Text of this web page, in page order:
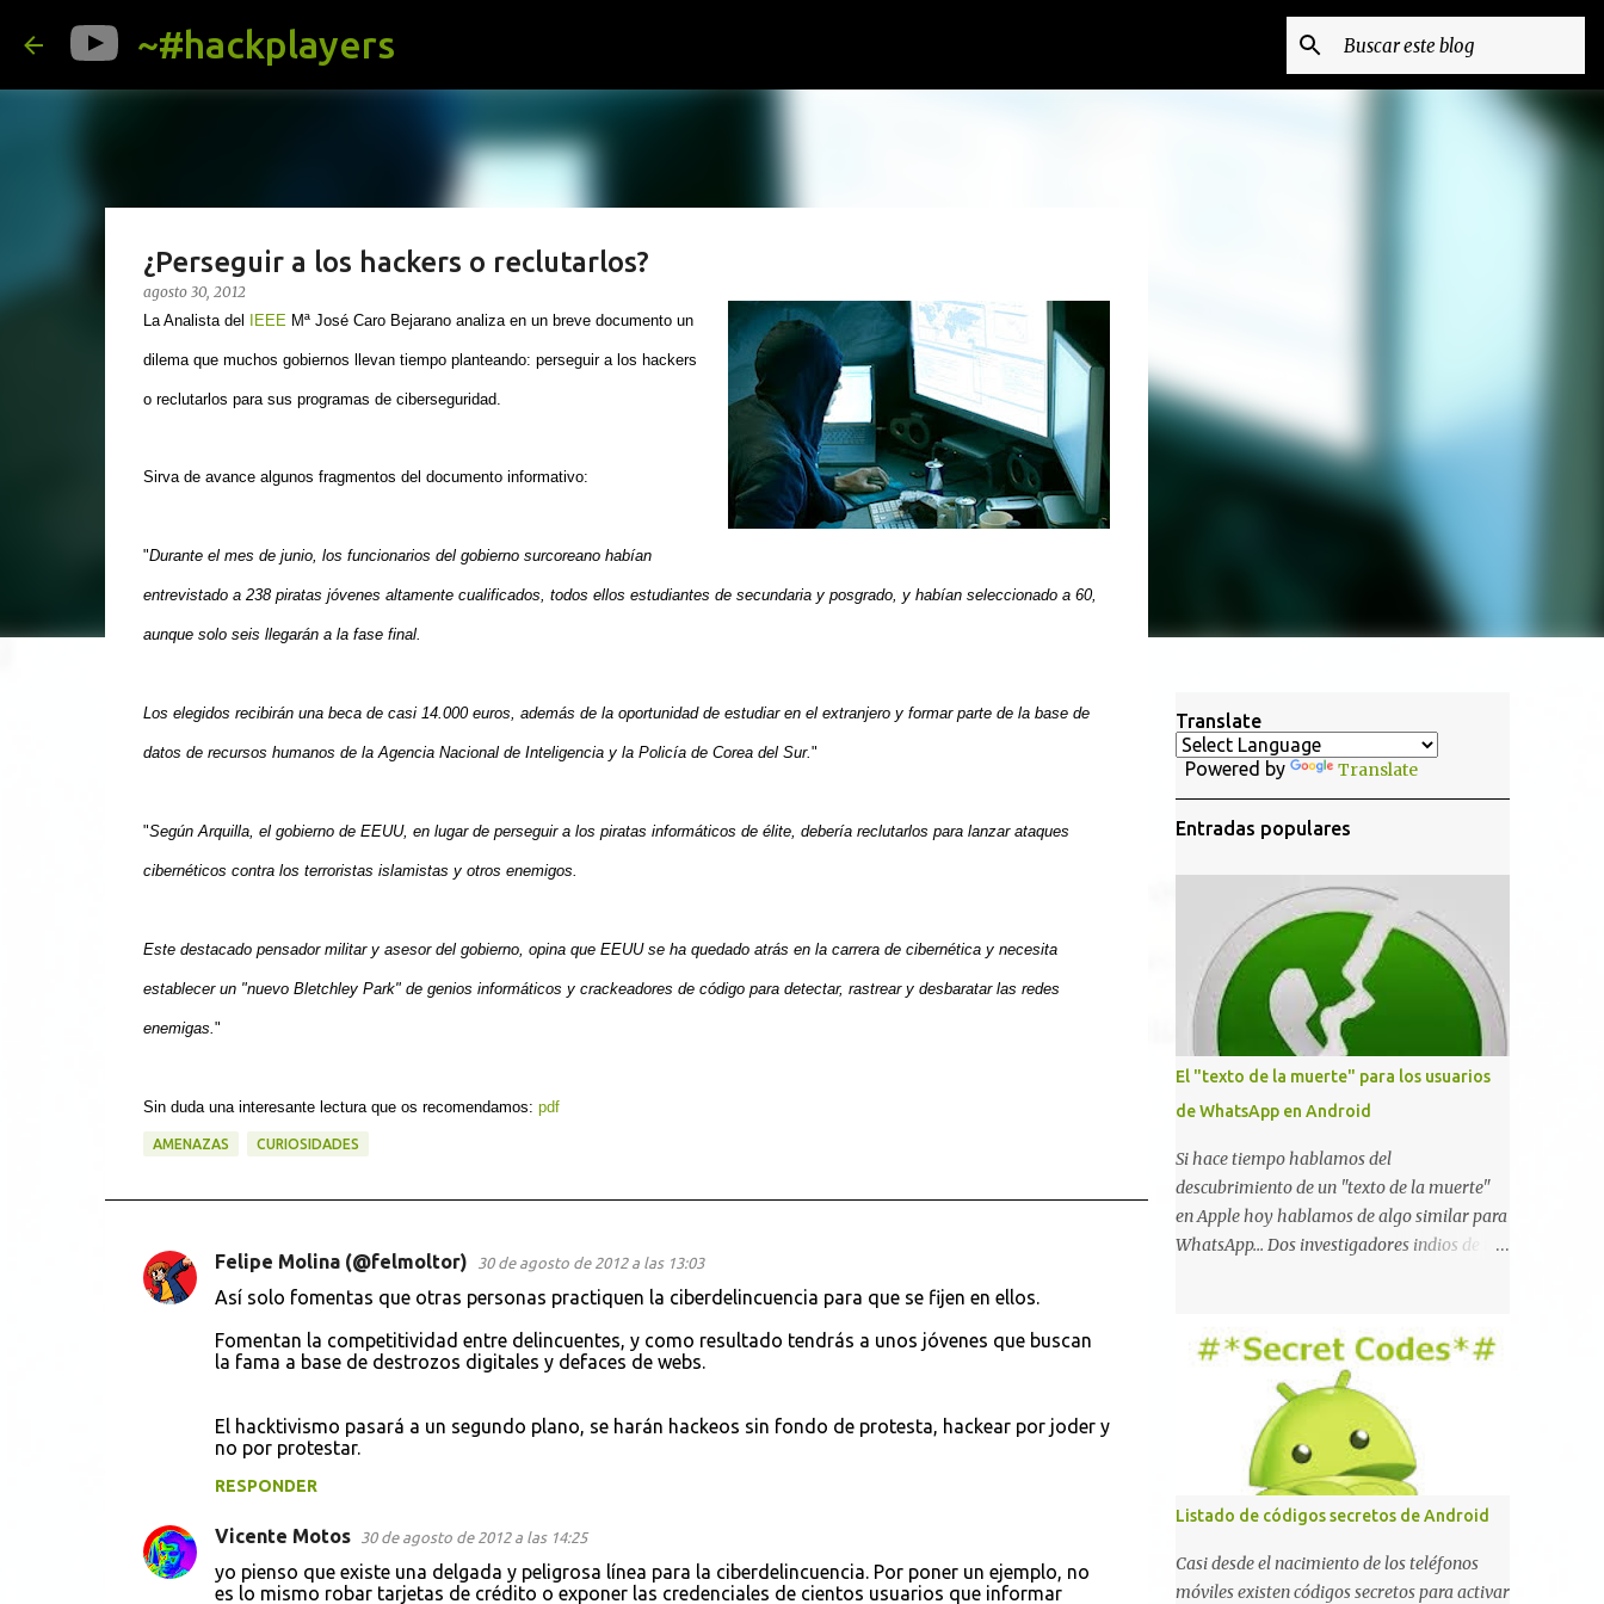
~#hackplayers
¿Perseguir a los hackers o reclutarlos?
agosto 30, 2012
La Analista del
IEEEMª José Caro Bejarano analiza en un breve documento un
dilema que muchos gobiernos llevan tiempo planteando: perseguir a los hackers
o reclutarlos para sus programas de ciberseguridad.
Sirva de avance algunos fragmentos del documento informativo:
"Durante el mes de junio, los funcionarios del gobierno surcoreano habían
entrevistado a 238 piratas jóvenes altamente cualificados, todos ellos estudiantes de secundaria y posgrado, y habían seleccionado a 60,
aunque solo seis llegarán a la fase final.
Los elegidos recibirán una beca de casi 14.000 euros, además de la oportunidad de estudiar en el extranjero y formar parte de la base de
datos de recursos humanos de la Agencia Nacional de Inteligencia y la Policía de Corea del Sur."
"Según Arquilla, el gobierno de EEUU, en lugar de perseguir a los piratas informáticos de élite, debería reclutarlos para lanzar ataques
cibernéticos contra los terroristas islamistas y otros enemigos.
Este destacado pensador militar y asesor del gobierno, opina que EEUU se ha quedado atrás en la carrera de cibernética y necesita
establecer un "nuevo Bletchley Park" de genios informáticos y crackeadores de código para detectar, rastrear y desbaratar las redes
enemigas."
Sin duda una interesante lectura que os recomendamos: pdf
AMENAZAS CURIOSIDADES
C
i
o
Felipe Molina (@felmoltor) 30 de agosto de 2012 a las 13:03
Así solo fomentas que otras personas practiquen la ciberdelincuencia para que se fijen en ellos.
Fomentan la competitividad entre delincuentes, y como resultado tendrás a unos jóvenes que buscan
la fama a base de destrozos digitales y defaces de webs.
El hacktivismo pasará a un segundo plano, se harán hackeos sin fondo de protesta, hackear por joder y
no por protestar.
RESPONDER
Vicente Motos 30 de agosto de 2012 a las 14:25
yo pienso que existe una delgada y peligrosa línea para la ciberdelincuencia. Por poner un ejemplo, no
es lo mismo robar tarjetas de crédito o exponer las credenciales de cientos usuarios que informar
Translate
Powered by Translate
Entradas populares
El "texto de la muerte" para los usuarios
de WhatsApp en Android
Si hace tiempo hablamos del
descubrimiento de un "texto de la muerte"
en Apple hoy hablamos de algo similar para
WhatsApp... Dos investigadores indios de tan
que la aplicación se detenga por completo al
intentar leer un sólo mensaje de 2000
caracteres especiales y tan sólo 2 KB de
tamaño. La vulnerabilidad ha sido probada
y funciona correctamente en la mayoría de
las versiones de Android y de WhatsApp
incluyendo la 2.11.431 y 2.11.432. Sin embargo
todavía no se ha probado en iOS y Windows
no parece ser vulnerable. Esto podría
provocar que se extienda como una pesada
Listado de códigos secretos de Android
Casi desde el nacimiento de los teléfonos
móviles existen códigos secretos para activar